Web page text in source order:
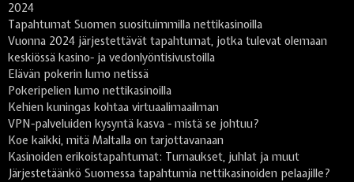
2024
Tapahtumat Suomen suosituimmilla nettikasinoilla
Vuonna 2024 järjestettävät tapahtumat, jotka tulevat olemaan
keskiössä kasino- ja vedonlyöntisivustoilla
Elävän pokerin lumo netissä
Pokeripelien lumo nettikasinoilla
Kehien kuningas kohtaa virtuaalimaailman
VPN-palveluiden kysyntä kasva - mistä se johtuu?
Koe kaikki, mitä Maltalla on tarjottavanaan
Kasinoiden erikoistapahtumat: Turnaukset, juhlat ja muut
Järjestetäänkö Suomessa tapahtumia nettikasinoiden pelaajille?